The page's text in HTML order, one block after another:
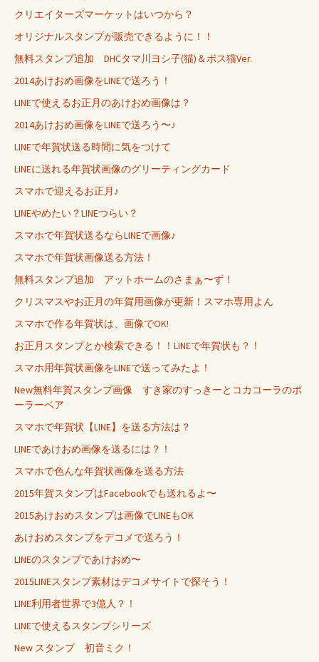
クリエイターズマーケットはいつから？
オリジナルスタンプが販売できるように！！
無料スタンプ追加 DHCタマ川ヨシ子(猫)＆ボス猫Ver.
2014あけおめ画像をLINEで送ろう！
LINEで使えるお正月のあけおめ画像は？
2014あけおめ画像をLINEで送ろう〜♪
LINEで年賀状送る時間に気をつけて
LINEに送れる年賀状画像のグリーティングカード
スマホで迎えるお正月♪
LINEやめたい？LINEつらい？
スマホで年賀状送るならLINEで画像♪
スマホで年賀状画像送る方法！
無料スタンプ追加 アットホームのさまぁ〜ず！
クリスマスやお正月の年賀用画像が更新！スマホ専用よん
スマホで作る年賀状は、画像でOK!
お正月スタンプとか検索できる！！LINEで年賀状も？！
スマホ用年賀状画像をLINEで送ってみたよ！
New無料年賀スタンプ画像 すき家のすっきーとコカコーラのポ
ーラーベア
スマホで年賀状【LINE】を送る方法は？
LINEであけおめ画像を送るには？！
スマホで色んな年賀状画像を送る方法
2015年賀スタンプはFacebookでも送れるよ〜
2015あけおめスタンプは画像でLINEもOK
あけおめスタンプをデコメで送ろう！
LINEのスタンプであけおめ〜
2015LINEスタンプ素材はデコメサイトで探そう！
LINE利用者世界で3億人？！
LINEで使えるスタンプシリーズ
New スタンプ 初音ミク！